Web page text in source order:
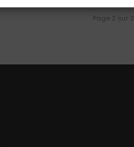
Page 2 sur 3